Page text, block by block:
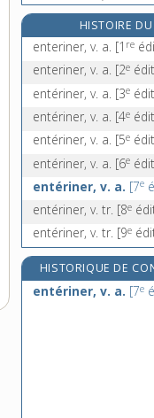
entérocoque, n. m.
entérokinase, n. f.
entérologie, n. f.[4
entéropathie, n. f.
HISTOIRE
enteriner, v. a. [1 re
enteriner, v. a. [2e
entériner, v. a. [3e
entériner, v. a. [4e
entériner, v. a. [5e
entériner, v. a. [6e
entériner, v. a. [7e
entériner, v. tr. [8e
entériner, v. tr. [9e
HISTORIQUE DE
entériner, v. a. [7e